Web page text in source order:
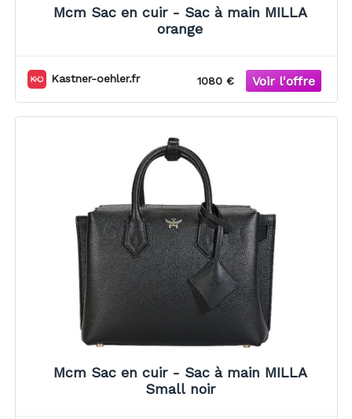
Mcm Sac en cuir - Sac à main MILLA
orange
Kastner-oehler.fr 1080 €
Mcm Sac en cuir - Sac à main MILLA
Small noir